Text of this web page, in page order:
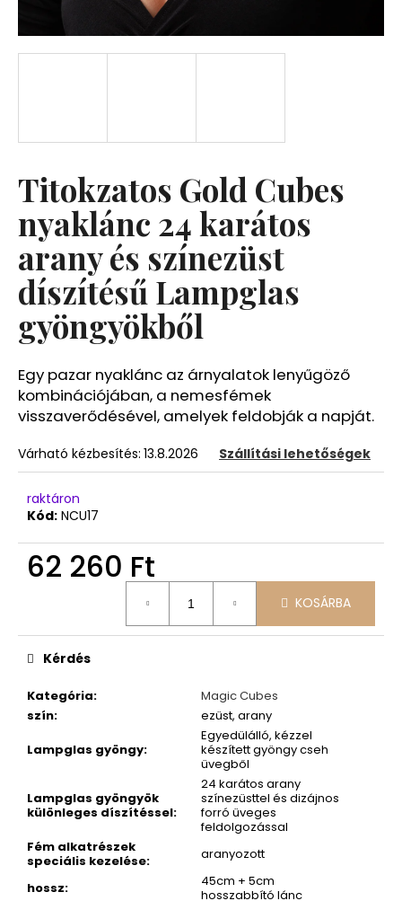
Titokzatos Gold Cubes
nyaklánc 24 karátos
arany és színezüst
díszítésű Lampglas
gyöngyökből
Egy pazar nyaklánc az árnyalatok lenyűgöző
kombinációjában, a nemesfémek
visszaverődésével, amelyek feldobják a napját.
Várható kézbesítés: 13.8.2026 Szállítási lehetőségek
raktáron
Kód: NCU17
62 260 Ft
KOSÁRBA
Kategória:
Magic Cubes
szín:
ezüst, arany
Lampglas gyöngy:
Egyedülálló, kézzel
készített gyöngy cseh
üvegből
Lampglas gyöngyök
különleges díszítéssel:
24 karátos arany
színezüsttel és dizájnos
forró üveges
feldolgozással
Fém alkatrészek
speciális kezelése:
aranyozott
hossz:
45cm + 5cm
hosszabbító lánc
Kérdés
A
k